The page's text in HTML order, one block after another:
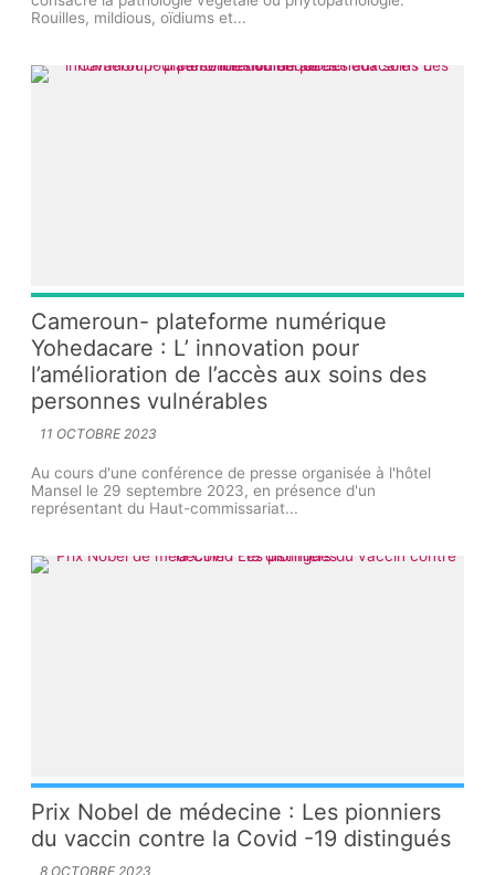
Rouilles, mildious, oïdiums et...
Cameroun- plateforme numérique
Yohedacare : L’ innovation pour
l’amélioration de l’accès aux soins des
personnes vulnérables
11 OCTOBRE 2023
Au cours d'une conférence de presse organisée à l'hôtel
Mansel le 29 septembre 2023, en présence d'un
représentant du Haut-commissariat...
Prix Nobel de médecine : Les pionniers
du vaccin contre la Covid -19 distingués
8 OCTOBRE 2023